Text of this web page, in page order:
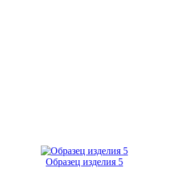
Образец изделия 5